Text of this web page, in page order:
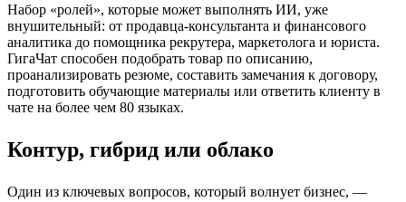
Набор «ролей», которые может выполнять ИИ, уже
внушительный: от продавца-консультанта и финансового
аналитика до помощника рекрутера, маркетолога и юриста.
ГигаЧат способен подобрать товар по описанию,
проанализировать резюме, составить замечания к договору,
подготовить обучающие материалы или ответить клиенту в
чате на более чем 80 языках.
Контур, гибрид или облако
Один из ключевых вопросов, который волнует бизнес, —